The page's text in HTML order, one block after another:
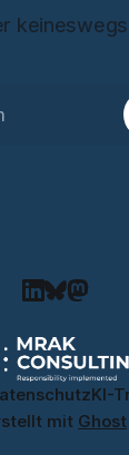
KI-
mit Ghost